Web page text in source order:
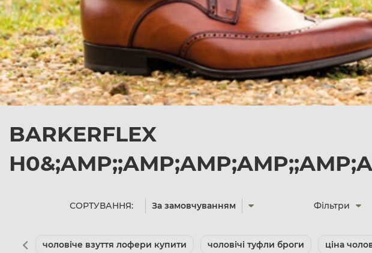
BARKERFLEX
СОРТУВАННЯ: За замовчуванням Фільтри
чоловіче взуття лофери купити чоловічі туфли броги ціна